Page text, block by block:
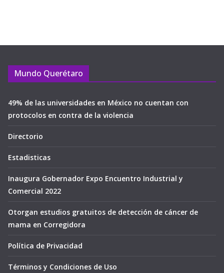
Mundo Querétaro
49% de las universidades en México no cuentan con
protocolos en contra de la violencia
Directorio
Estadisticas
Inaugura Gobernador Expo Encuentro Industrial y
Comercial 2022
Otorgan estudios gratuitos de detección de cáncer de
mama en Corregidora
Política de Privacidad
Términos y Condiciones de Uso